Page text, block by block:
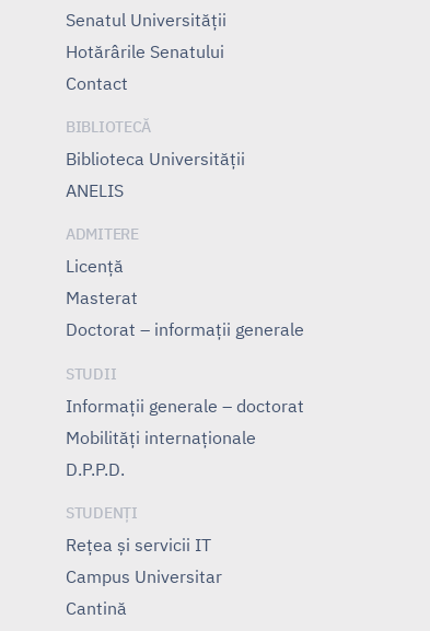
Senatul Universității
Hotărârile Senatului
Contact
BIBLIOTECĂ
Biblioteca Universității
ANELIS
ADMITERE
Licență
Masterat
Doctorat – informații generale
STUDII
Informații generale – doctorat
Mobilități internaționale
D.P.P.D.
STUDENȚI
Rețea și servicii IT
Campus Universitar
Cantină